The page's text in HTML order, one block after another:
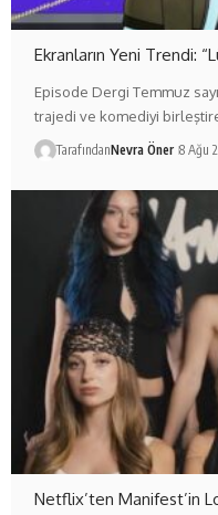
Ekranların Yeni Trendi:
Episode Dergi Temmuz
trajedi ve komediyi
TarafındanNevra Öner 8 Ağu
Netflix’ten Manifest’in